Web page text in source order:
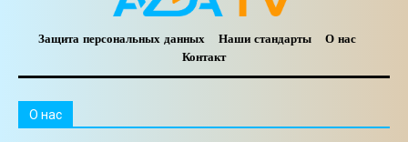
Защита персональных данных Наши стандарты
О нас
Контакт
O нас